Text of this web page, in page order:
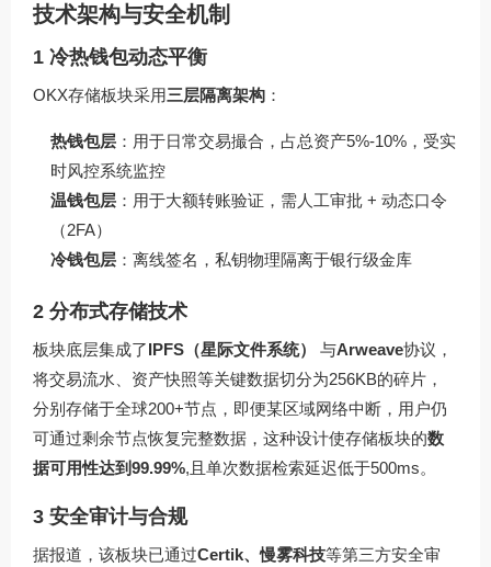
技术架构与安全机制
1 冷热钱包动态平衡
OKX存储板块采用三层隔离架构 ：
热钱包层 ：用于日常交易撮合，占总资产5%-10%，受实
时风控系统监控
温钱包层 ：用于大额转账验证，需人工审批 + 动态口令
（2FA）
冷钱包层 ：离线签名，私钥物理隔离于银行级金库
2 分布式存储技术
板块底层集成了IPFS（星际文件系统） 与Arweave协议，
将交易流水、资产快照等关键数据切分为256KB的碎片，
分别存储于全球200+节点，即便某区域网络中断，用户仍
可通过剩余节点恢复完整数据，这种设计使存储板块的数
据可用性达到99.99%,且单次数据检索延迟低于500ms。
3 安全审计与合规
据报道，该板块已通过Certik、慢雾科技等第三方安全审